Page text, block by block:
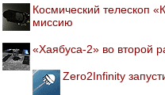
Космический телескоп
миссию
«Хаябуса-2» во второй
Zero2Infinity